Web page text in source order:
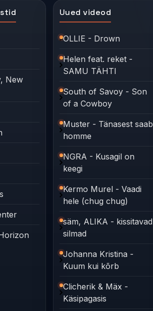
New
Uued videod
OLLIE - Drown
Helen feat. reket -
SAMU TÄHTI
South of Savoy - Son
of a Cowboy
Muster - Tänasest saab
homme
NGRA - Kusagil on
keegi
Kermo Murel - Vaadi
hele (chug chug)
säm, ALIKA - kissitavad
silmad
Johanna Kristina -
Kuum kui kõrb
Clicherik & Mäx -
Käsipagasis